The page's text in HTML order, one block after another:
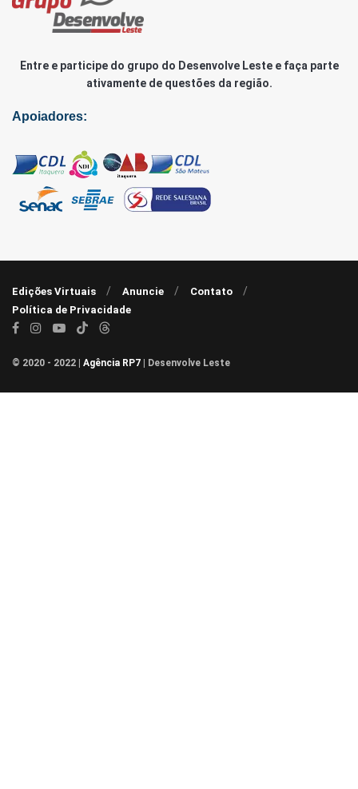
Entre e participe do grupo do Desenvolve Leste e faça parte
ativamente de questões da região.
Apoiadores:
Edições Virtuais Anuncie
Contato
Política de Privacidade
© 2020 - 2022 | Agência RP7 | Desenvolve Leste